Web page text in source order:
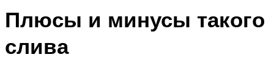
Плюсы и минусы такого
слива